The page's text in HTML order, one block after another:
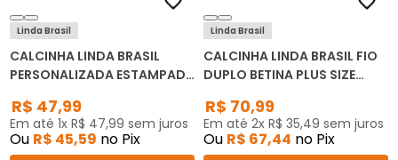
Linda Brasil
CALCINHA LINDA BRASIL
PERSONALIZADA ESTAMPADA
C/3
R$ 47,99
Em até 1x R$ 47,99 sem juros
Ou R$ 45,59 no Pix
Linda Brasil
CALCINHA LINDA BRASIL FIO
DUPLO BETINA PLUS SIZE
R$ 70,99
Em até 2x R$ 35,49 sem juros
Ou R$ 67,44 no Pix